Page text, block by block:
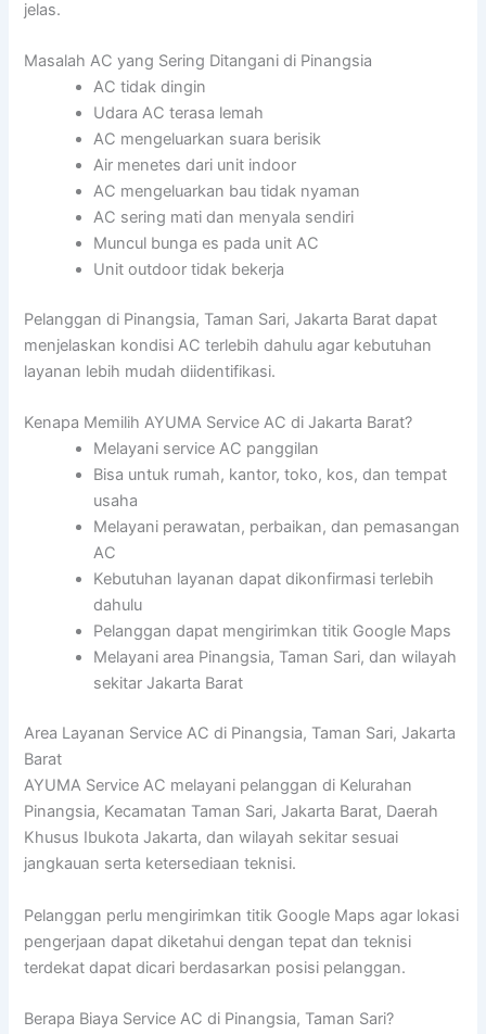
jelas.
Masalah AC yang Sering Ditangani di Pinangsia
AC tidak dingin
Udara AC terasa lemah
AC mengeluarkan suara berisik
Air menetes dari unit indoor
AC mengeluarkan bau tidak nyaman
AC sering mati dan menyala sendiri
Muncul bunga es pada unit AC
Unit outdoor tidak bekerja
Pelanggan di Pinangsia, Taman Sari, Jakarta Barat dapat
menjelaskan kondisi AC terlebih dahulu agar kebutuhan
layanan lebih mudah diidentifikasi.
Kenapa Memilih AYUMA Service AC di Jakarta Barat?
Melayani service AC panggilan
Bisa untuk rumah, kantor, toko, kos, dan tempat
usaha
Melayani perawatan, perbaikan, dan pemasangan
AC
Kebutuhan layanan dapat dikonfirmasi terlebih
dahulu
Pelanggan dapat mengirimkan titik Google Maps
Melayani area Pinangsia, Taman Sari, dan wilayah
sekitar Jakarta Barat
Area Layanan Service AC di Pinangsia, Taman Sari, Jakarta
Barat
AYUMA Service AC melayani pelanggan di Kelurahan
Pinangsia, Kecamatan Taman Sari, Jakarta Barat, Daerah
Khusus Ibukota Jakarta, dan wilayah sekitar sesuai
jangkauan serta ketersediaan teknisi.
Pelanggan perlu mengirimkan titik Google Maps agar lokasi
pengerjaan dapat diketahui dengan tepat dan teknisi
terdekat dapat dicari berdasarkan posisi pelanggan.
Berapa Biaya Service AC di Pinangsia, Taman Sari?